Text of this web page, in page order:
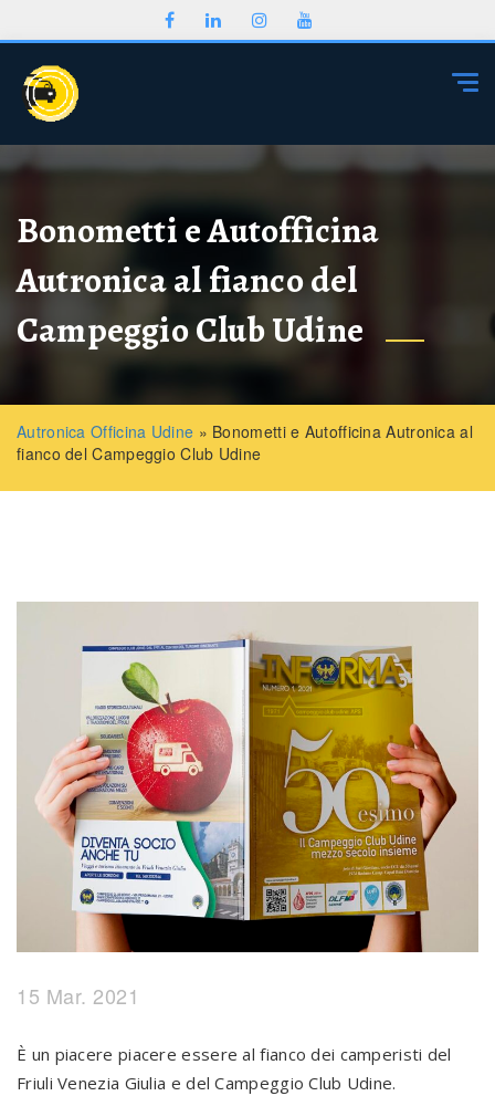
Bonometti e Autofficina
Autronica al fianco del
Campeggio Club Udine
Autronica Officina Udine » Bonometti e Autofficina Autronica al
fianco del Campeggio Club Udine
15 Mar. 2021
È un piacere piacere essere al fianco dei camperisti del
Friuli Venezia Giulia e del Campeggio Club Udine.